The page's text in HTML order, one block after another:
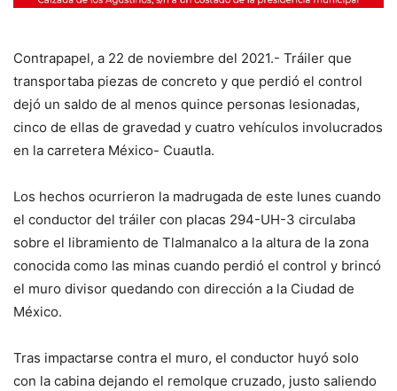
Contrapapel, a 22 de noviembre del 2021.- Tráiler que
transportaba piezas de concreto y que perdió el control
dejó un saldo de al menos quince personas lesionadas,
cinco de ellas de gravedad y cuatro vehículos involucrados
en la carretera México- Cuautla.
Los hechos ocurrieron la madrugada de este lunes cuando
el conductor del tráiler con placas 294-UH-3 circulaba
sobre el libramiento de Tlalmanalco a la altura de la zona
conocida como las minas cuando perdió el control y brincó
el muro divisor quedando con dirección a la Ciudad de
México.
Tras impactarse contra el muro, el conductor huyó solo
con la cabina dejando el remolque cruzado, justo saliendo